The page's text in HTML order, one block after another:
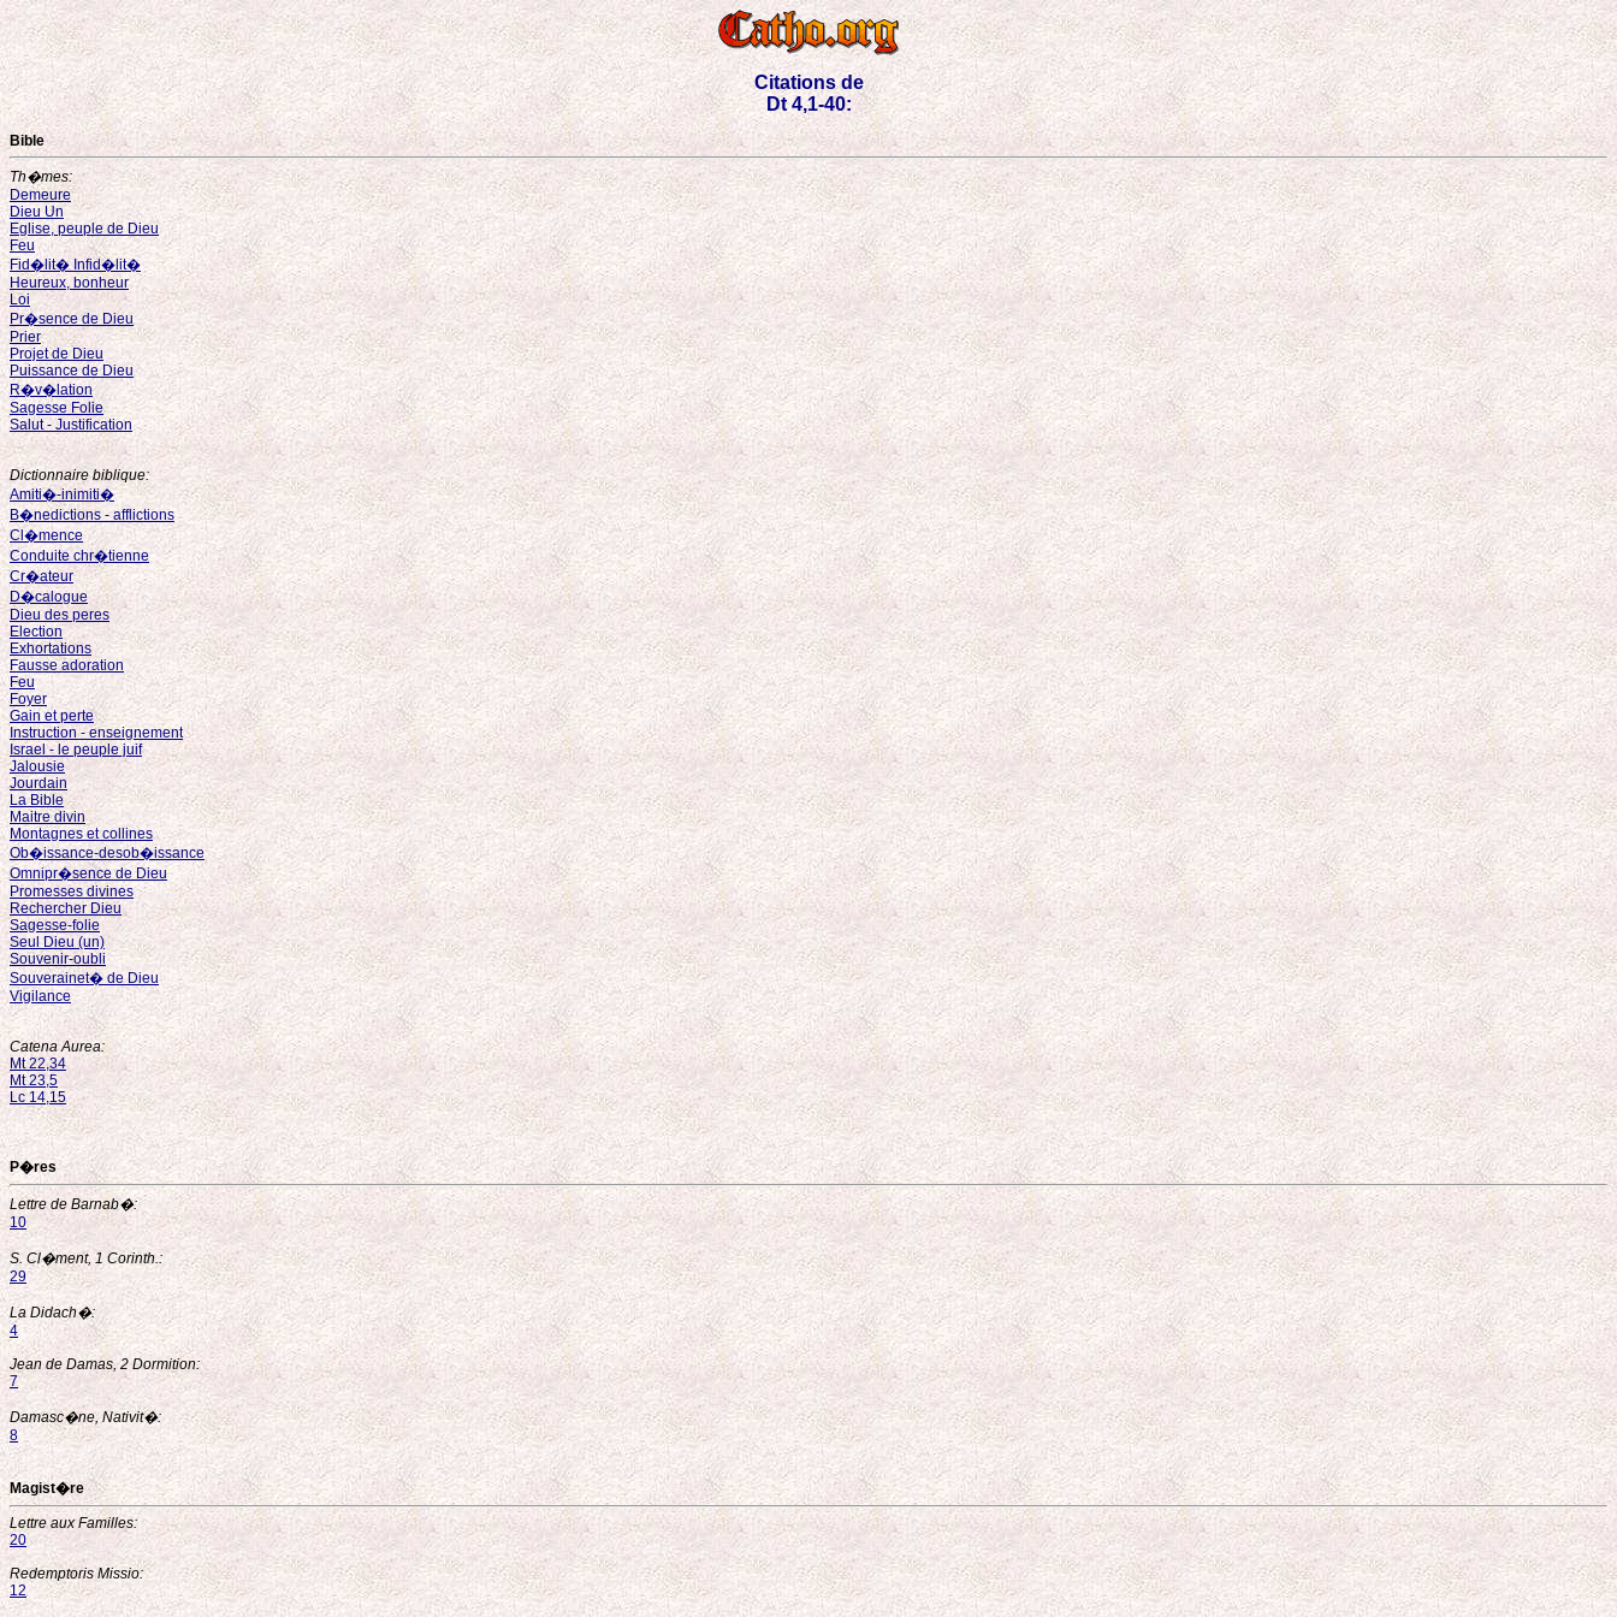
Citations de
Dt 4,1-40:
Bible
Th�mes:
Demeure
Dieu Un
Eglise, peuple de Dieu
Feu
Fid�lit� Infid�lit�
Heureux, bonheur
Loi
Pr�sence de Dieu
Prier
Projet de Dieu
Puissance de Dieu
R�v�lation
Sagesse Folie
Salut - Justification
Dictionnaire biblique:
Amiti�-inimiti�
B�nedictions - afflictions
Cl�mence
Conduite chr�tienne
Cr�ateur
D�calogue
Dieu des peres
Election
Exhortations
Fausse adoration
Feu
Foyer
Gain et perte
Instruction - enseignement
Israel - le peuple juif
Jalousie
Jourdain
La Bible
Maitre divin
Montagnes et collines
Ob�issance-desob�issance
Omnipr�sence de Dieu
Promesses divines
Rechercher Dieu
Sagesse-folie
Seul Dieu (un)
Souvenir-oubli
Souverainet� de Dieu
Vigilance
Catena Aurea:
Mt 22,34
Mt 23,5
Lc 14,15
P�res
Lettre de Barnab�:
10
S. Cl�ment, 1 Corinth.:
29
La Didach�:
4
Jean de Damas, 2 Dormition:
7
Damasc�ne, Nativit�:
8
Magist�re
Lettre aux Familles:
20
Redemptoris Missio:
12